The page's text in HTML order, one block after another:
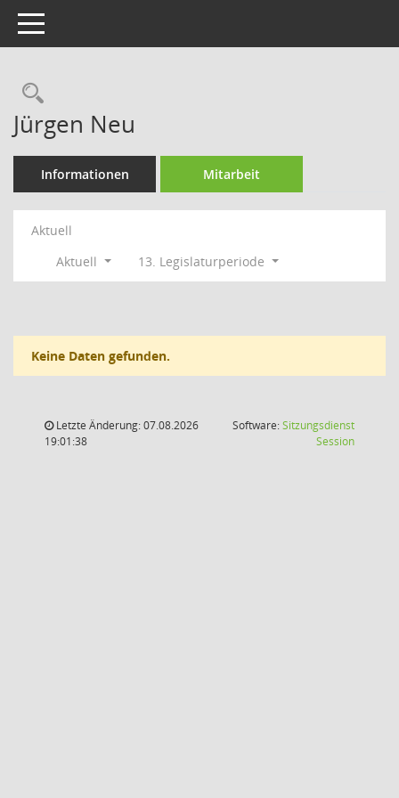
Toggle navigation
Rechercheauswahl
Jürgen Neu
Informationen Mitarbeit
Aktuell
Aktuell
13. Legislaturperiode
Keine Daten gefunden.
Letzte Änderung: 07.08.2026
19:01:38
Software:Sitzungsdienst
Session(Wird in